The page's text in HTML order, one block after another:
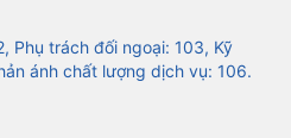
Phụ trách đối ngoại: 103, Kỹ
ánh chất lượng dịch vụ: 106.